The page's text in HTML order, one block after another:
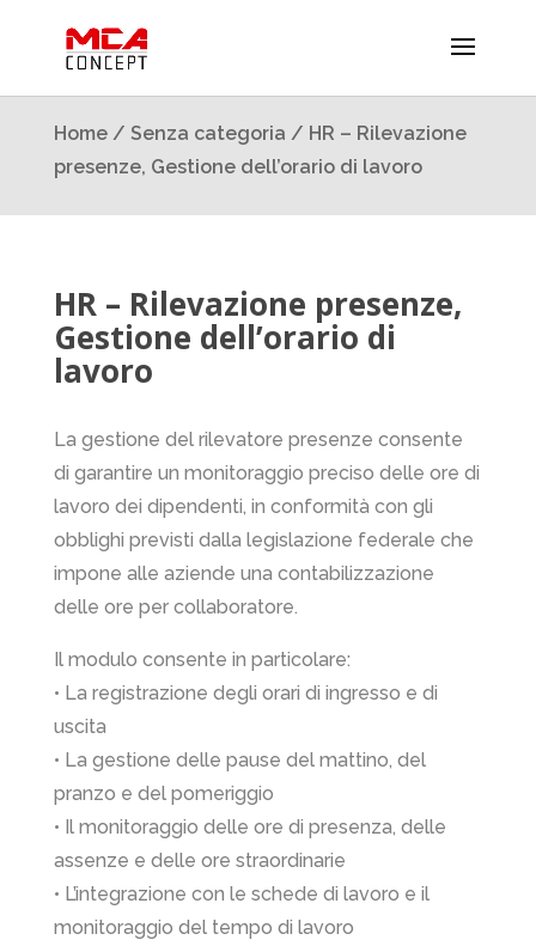
Home/ Senza categoria / HR – Rilevazione
presenze, Gestione dell’orario di lavoro
HR – Rilevazione presenze,
Gestione dell’orario di
lavoro
La gestione del rilevatore presenze consente
di garantire un monitoraggio preciso delle ore di
lavoro dei dipendenti, in conformità con gli
obblighi previsti dalla legislazione federale che
impone alle aziende una contabilizzazione
delle ore per collaboratore.
Il modulo consente in particolare:
• La registrazione degli orari di ingresso e di
uscita
• La gestione delle pause del mattino, del
pranzo e del pomeriggio
• Il monitoraggio delle ore di presenza, delle
assenze e delle ore straordinarie
• L’integrazione con le schede di lavoro e il
monitoraggio del tempo di lavoro